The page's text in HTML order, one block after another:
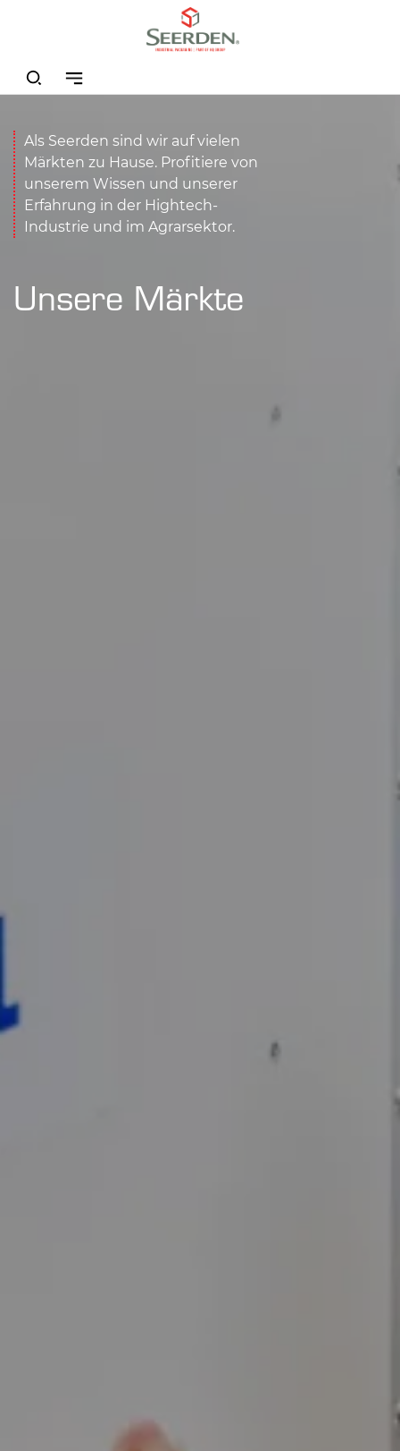
Als Seerden sind wir auf vielen
Märkten zu Hause. Profitiere von
unserem Wissen und unserer
Erfahrung in der Hightech-
Industrie und im Agrarsektor.
Unsere Märkte